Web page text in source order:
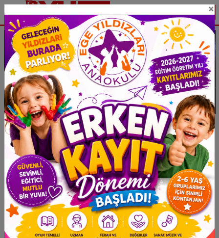
Eklenme : 28.02.2026 Haber Tipi: Ulusal Haber
Trafikte Af Yok Dönemi: Cumhuriyet
Tarihinin En Ağır Cezaları
Yürürlükte!
×